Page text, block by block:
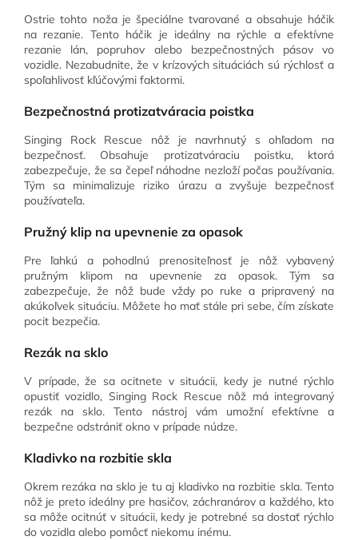
Ostrie tohto noža je špeciálne tvarované a obsahuje háčik
na rezanie. Tento háčik je ideálny na rýchle a efektívne
rezanie lán, popruhov alebo bezpečnostných pásov vo
vozidle. Nezabudnite, že v krízových situáciách sú rýchlosť a
spoľahlivosť kľúčovými faktormi.
Bezpečnostná protizatváracia poistka
Singing Rock Rescue nôž je navrhnutý s ohľadom na
bezpečnosť. Obsahuje protizatváraciu poistku, ktorá
zabezpečuje, že sa čepeľ náhodne nezloží počas používania.
Tým sa minimalizuje riziko úrazu a zvyšuje bezpečnosť
používateľa.
Pružný klip na upevnenie za opasok
Pre ľahkú a pohodlnú prenositeľnosť je nôž vybavený
pružným klipom na upevnenie za opasok. Tým sa
zabezpečuje, že nôž bude vždy po ruke a pripravený na
akúkoľvek situáciu. Môžete ho mať stále pri sebe, čím získate
pocit bezpečia.
Rezák na sklo
V prípade, že sa ocitnete v situácii, kedy je nutné rýchlo
opustiť vozidlo, Singing Rock Rescue nôž má integrovaný
rezák na sklo. Tento nástroj vám umožní efektívne a
bezpečne odstrániť okno v prípade núdze.
Kladivko na rozbitie skla
Okrem rezáka na sklo je tu aj kladivko na rozbitie skla. Tento
nôž je preto ideálny pre hasičov, záchranárov a každého, kto
sa môže ocitnúť v situácii, kedy je potrebné sa dostať rýchlo
do vozidla alebo pomôcť niekomu inému.